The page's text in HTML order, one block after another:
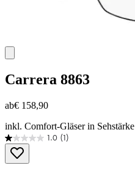
Carrera 8863
ab€ 158,90
inkl. Comfort-Gläser in Sehstärke
1.0 (1)
1.0
von
5